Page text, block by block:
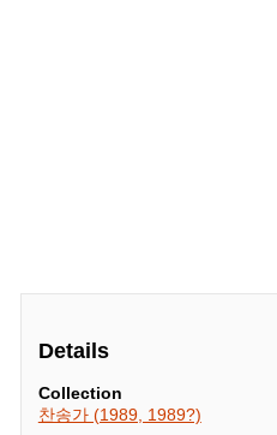
Details
Collection
찬송가 (1989, 1989?)